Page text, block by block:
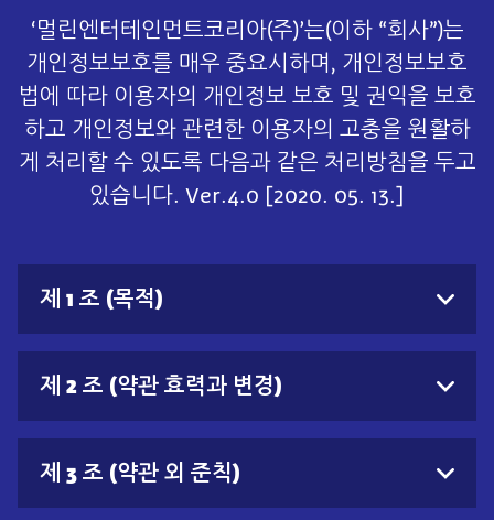
‘멀린엔터테인먼트코리아(주)’는(이하 “회사”)는
개인정보보호를 매우 중요시하며, 개인정보보호
법에 따라 이용자의 개인정보 보호 및 권익을 보호
하고 개인정보와 관련한 이용자의 고충을 원활하
게 처리할 수 있도록 다음과 같은 처리방침을 두고
있습니다. Ver.4.0 [2020. 05. 13.]
제 1 조 (목적)
제 2 조 (약관 효력과 변경)
제 3 조 (약관 외 준칙)